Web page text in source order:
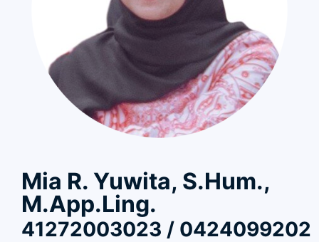
Mia R. Yuwita, S.Hum.,
M.App.Ling.
41272003023 / 0424099202